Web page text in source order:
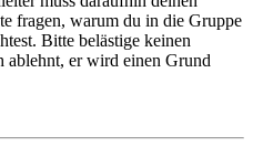
fragen, warum du in die Gruppe
Bitte belästige keinen
ablehnt, er wird einen Grund